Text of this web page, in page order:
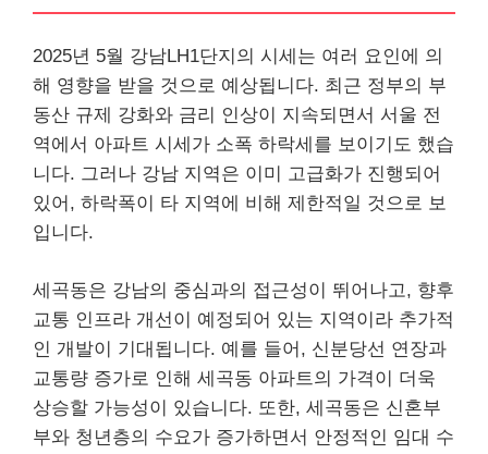
2025년 5월 강남LH1단지의 시세는 여러 요인에 의
해 영향을 받을 것으로 예상됩니다. 최근 정부의 부
동산 규제 강화와 금리 인상이 지속되면서 서울 전
역에서 아파트 시세가 소폭 하락세를 보이기도 했습
니다. 그러나 강남 지역은 이미 고급화가 진행되어
있어, 하락폭이 타 지역에 비해 제한적일 것으로 보
입니다.
세곡동은 강남의 중심과의 접근성이 뛰어나고, 향후
교통 인프라 개선이 예정되어 있는 지역이라 추가적
인 개발이 기대됩니다. 예를 들어, 신분당선 연장과
교통량 증가로 인해 세곡동 아파트의 가격이 더욱
상승할 가능성이 있습니다. 또한, 세곡동은 신혼부
부와 청년층의 수요가 증가하면서 안정적인 임대 수